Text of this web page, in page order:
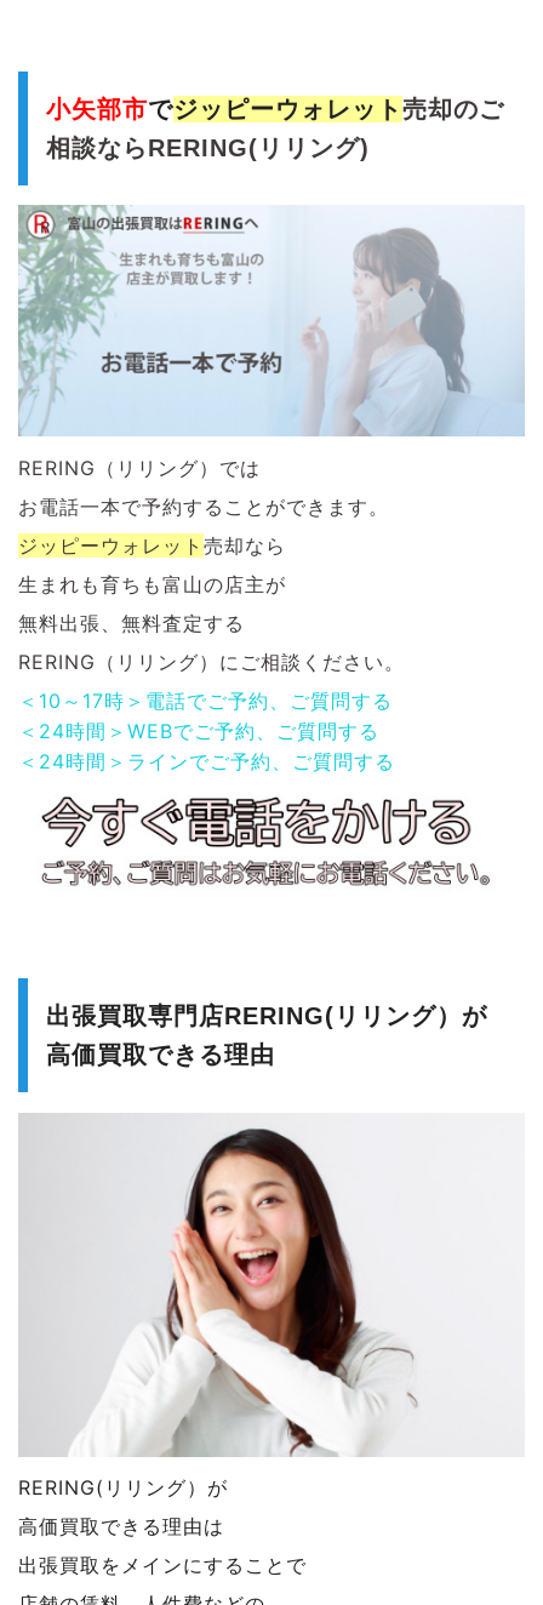
小矢部市でジッピーウォレット 売却のご
相談ならRERING(リリング)
RERING（リリング）では
お電話一本で予約することができます。
ジッピーウォレット 売却なら
生まれも育ちも富山の店主が
無料出張、無料査定する
RERING（リリング）にご相談ください。
＜10～17時＞電話でご予約、ご質問する
＜24時間＞WEBでご予約、ご質問する
＜24時間＞ラインでご予約、ご質問する
出張買取専門店RERING(リリング）が
高価買取できる理由
RERING(リリング）が
高価買取できる理由は
出張買取をメインにすることで